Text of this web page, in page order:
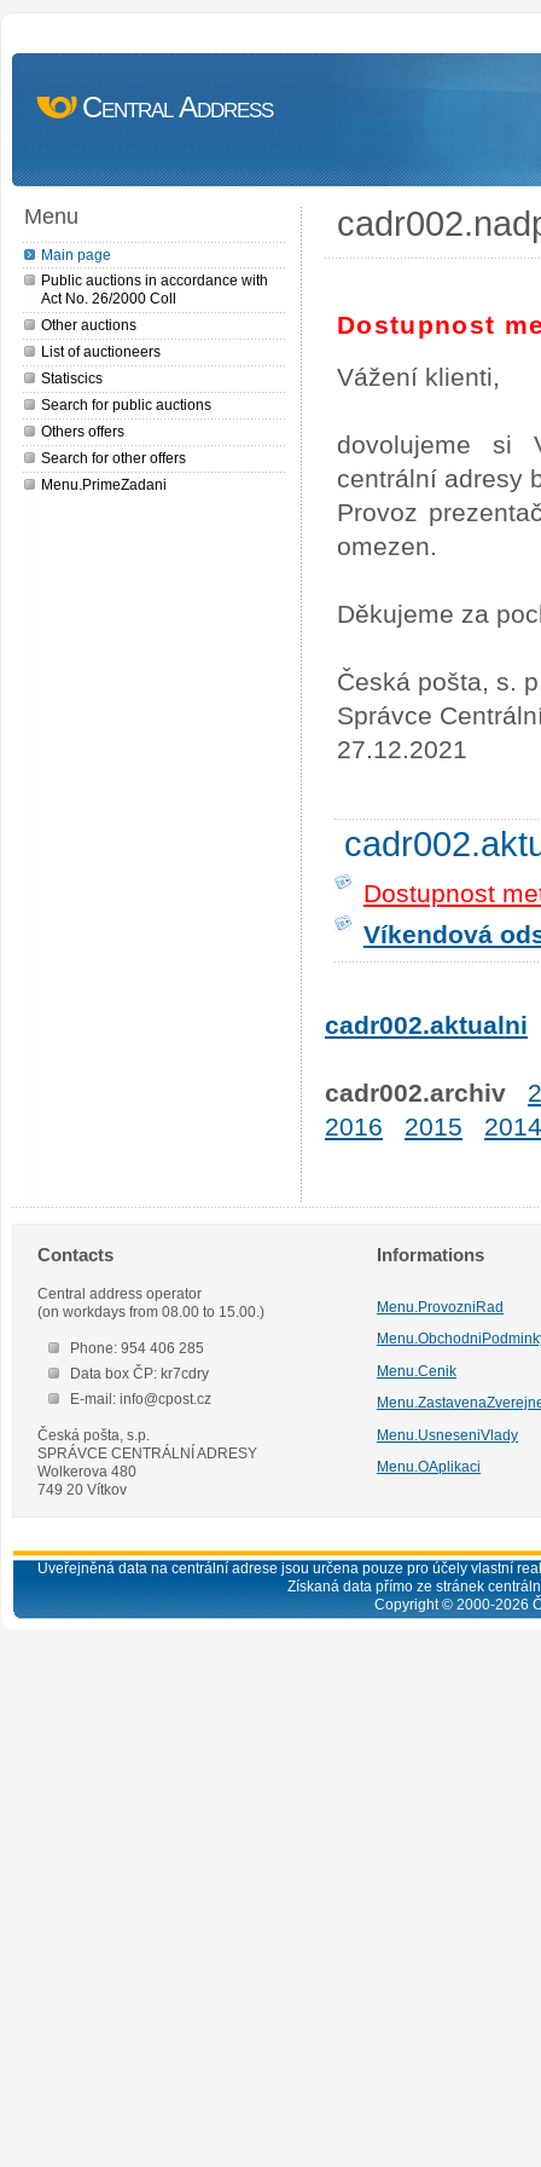
Central Address
Menu
Main page
Public auctions in accordance with
Act No. 26/2000 Coll
Other auctions
List of auctioneers
Statiscics
Search for public auctions
Others offers
Search for other offers
Menu.PrimeZadani
Dostupnost
Vážení klienti,
dovolujeme si
centrální adresy
Provoz
omezen.
Děkujeme za
Česká pošta, s.
Správce
27.12.2021
Dostupnost
Víkendová
cadr002.aktualni
cadr002.archiv
2016
2015 2014
Contacts
Central address operator
(on workdays from 08.00 to 15.00.)
Phone: 954 406 285
Data box ČP: kr7cdry
E-mail: info@cpost.cz
Česká pošta, s.p.
SPRÁVCE CENTRÁLNÍ ADRESY
Wolkerova 480
749 20 Vítkov
Informations
Menu.ProvozniRad
Menu.Cenik
Menu.UsneseniVlady
Menu.OAplikaci
Uveřejněná data na centrální adrese jsou určena pouze pro účely vlastní
Získaná data přímo ze stránek
Copyright © 2000-2026